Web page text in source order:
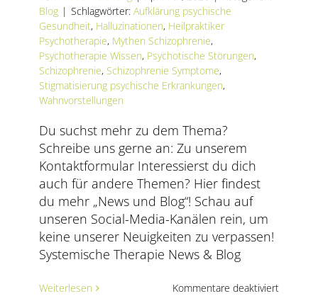
SERVICE
SUCHE
NACH:
Blog | Schlagwörter: Aufklärung psychische
Gesundheit, Halluzinationen, Heilpraktiker
Psychotherapie, Mythen Schizophrenie,
Psychotherapie Wissen, Psychotische Störungen,
Schizophrenie, Schizophrenie Symptome,
Stigmatisierung psychische Erkrankungen,
Wahnvorstellungen
Du suchst mehr zu dem Thema?
Schreibe uns gerne an: Zu unserem
Kontaktformular Interessierst du dich
auch für andere Themen? Hier findest
du mehr „News und Blog“! Schau auf
unseren Social-Media-Kanälen rein, um
keine unserer Neuigkeiten zu verpassen!
Systemische Therapie News & Blog
Weiterlesen Kommentare deaktiviertfür